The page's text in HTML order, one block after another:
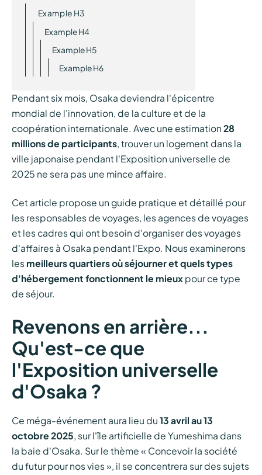
Example H3
Example H4
Example H5
Example H6
Pendant six mois, Osaka deviendra l'épicentre
mondial de l'innovation, de la culture et de la
coopération internationale. Avec une estimation 28
millions de participants, trouver un logement dans la
ville japonaise pendant l'Exposition universelle de
2025 ne sera pas une mince affaire.
Cet article propose un guide pratique et détaillé pour
les responsables de voyages, les agences de voyages
et les cadres qui ont besoin d'organiser des voyages
d'affaires à Osaka pendant l'Expo. Nous examinerons
les meilleurs quartiers où séjourner et quels types
d'hébergement fonctionnent le mieux pour ce type
de séjour.
Revenons en arrière...
Qu'est-ce que
l'Exposition universelle
d'Osaka ?
Ce méga-événement aura lieu du 13 avril au 13
octobre 2025, sur l'île artificielle de Yumeshima dans
la baie d'Osaka. Sur le thème « Concevoir la société
du futur pour nos vies », il se concentrera sur des sujets